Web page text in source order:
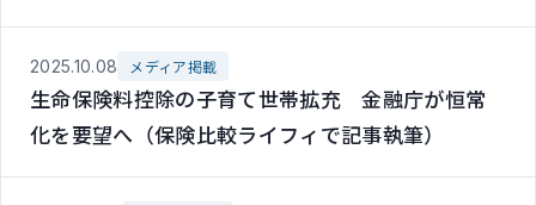
2025.10.08 メディア掲載
生命保険料控除の子育て世帯拡充 金融庁が恒常
化を要望へ（保険比較ライフィで記事執筆）